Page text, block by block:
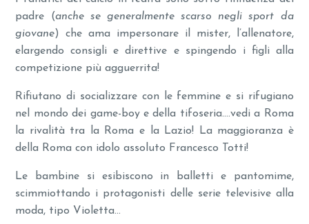
padre (anche se generalmente scarso negli sport da
giovane) che ama impersonare il mister, l’allenatore,
elargendo consigli e direttive e spingendo i figli alla
competizione più agguerrita!
Rifiutano di socializzare con le femmine e si rifugiano
nel mondo dei game-boy e della tifoseria….vedi a Roma
la rivalità tra la Roma e la Lazio! La maggioranza è
della Roma con idolo assoluto Francesco Totti!
Le bambine si esibiscono in balletti e pantomime,
scimmiottando i protagonisti delle serie televisive alla
moda, tipo Violetta…